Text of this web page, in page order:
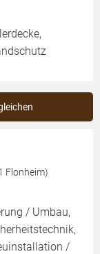
Flonheim)
/ Umbau,
/